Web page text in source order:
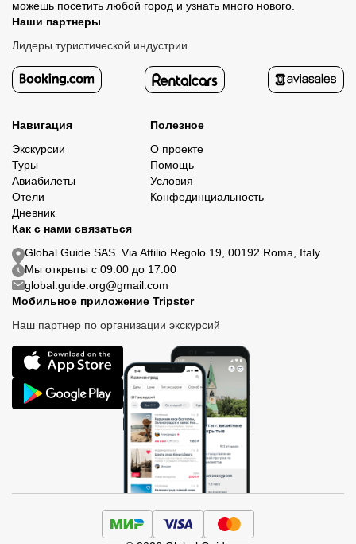
можешь посетить любой город и узнать много нового.
Наши партнеры
Лидеры туристической индустрии
Навигация
Экскурсии
Туры
Авиабилеты
Отели
Дневник
Полезное
О проекте
Помощь
Условия
Конфединциальность
Как с нами связаться
Global Guide SAS. Via Attilio Regolo 19, 00192 Roma, Italy
Мы открыты с 09:00 до 17:00
global.guide.org@gmail.com
Мобильное приложение Tripster
Наш партнер по организации экскурсий